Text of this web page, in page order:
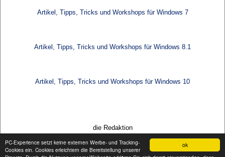
ok
PC-Experience setzt keine externen Werbe- und Tracking-
Cookies ein. Cookies erleichtern die Bereitstellung unserer
Artikel, Tipps, Tricks und Workshops für Windows 7
Artikel, Tipps, Tricks und Workshops für Windows 8.1
Artikel, Tipps, Tricks und Workshops für Windows 10
die Redaktion
Zurück Weiter